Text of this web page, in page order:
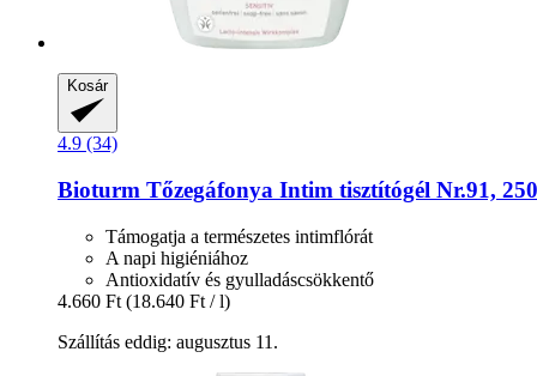
Kosár
4.9 (34)
Bioturm Tőzegáfonya Intim tisztítógél Nr.91,
Támogatja a természetes intimflórát
A napi higiéniához
Antioxidatív és gyulladáscsökkentő
4.660 Ft (18.640 Ft / l)
Szállítás eddig: augusztus 11.